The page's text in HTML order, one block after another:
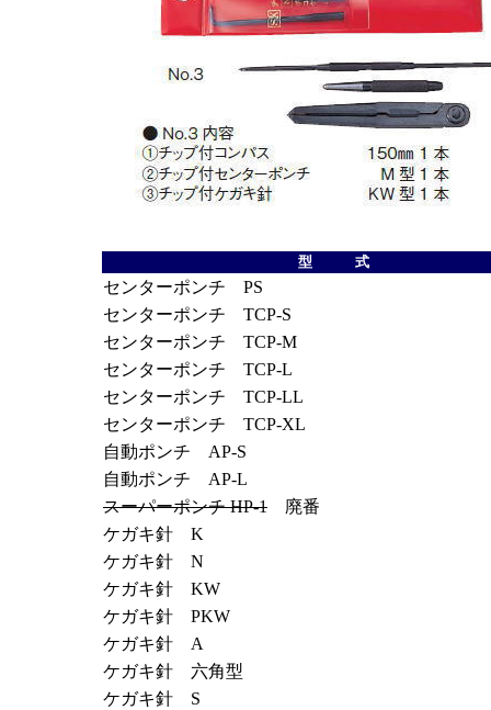
型 式
センターポンチ PS
センターポンチ TCP-S
センターポンチ TCP-M
センターポンチ TCP-L
センターポンチ TCP-LL
センターポンチ TCP-XL
自動ポンチ AP-S
自動ポンチ AP-L
スーパーポンチ HP-1 廃番
ケガキ針 K
ケガキ針 N
ケガキ針 KW
ケガキ針 PKW
ケガキ針 A
ケガキ針 六角型
ケガキ針 S